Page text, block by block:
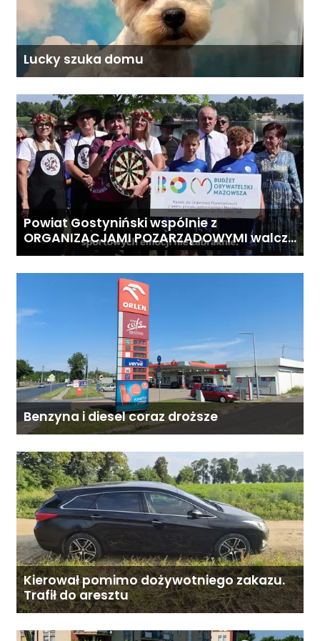
Lucky szuka domu
Powiat Gostyniński wspólnie z
ORGANIZACJAMI POZARZĄDOWYMI walczą
o środki z Budżetu Obywatelskiego
Benzyna i diesel coraz droższe
Kierował pomimo dożywotniego zakazu.
Trafił do aresztu